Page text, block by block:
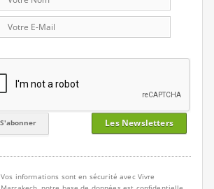
Les Newsletters
Vos informations sont en sécurité avec Vivre